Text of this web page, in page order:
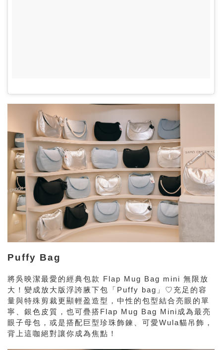
Puffy Bag
將吳映潔最愛的經典包款 Flap Mug Bag mini 無限放
大！變成放大版浮誇腋下包「Puffy bag」♡充足的容
量與特殊剪裁更顯輕盈造型，中性的包型結合亮眼的單
寧、銀色皮質，也可疊搭Flap Mug Bag Mini成為最亮
眼子母包，或是搭配巨型珍珠飾鍊、可愛Wula貓吊飾，
背上這咖絕對讓你成為焦點！